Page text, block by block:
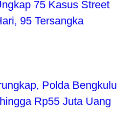
75 Kasus Street
95 Tersangka
Polda Bengkulu
Rp55 Juta Uang